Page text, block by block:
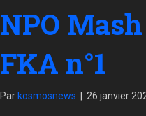
NPO
FKA n°1
Par kosmosnews 26 janvier